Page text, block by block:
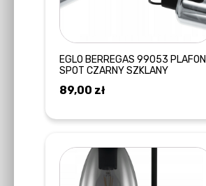
EGLO BERREGAS 99053 PLAFON
SPOT CZARNY SZKLANY
89,00 zł